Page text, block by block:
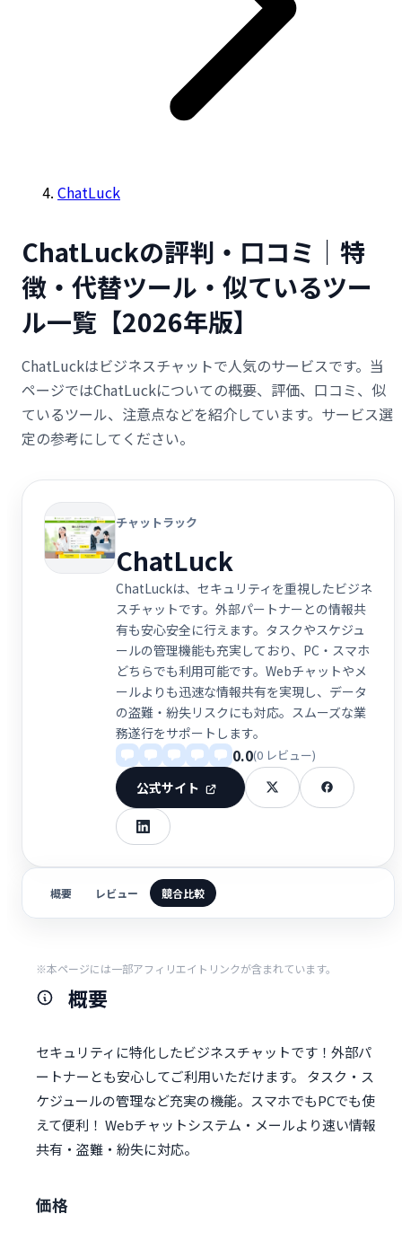
ChatLuck
ChatLuckの評判・口コミ｜特
徴・代替ツール・似ているツー
ル一覧【2026年版】
ChatLuckはビジネスチャットで人気のサービスです。当
ページではChatLuckについての概要、評価、口コミ、似
ているツール、注意点などを紹介しています。サービス選
定の参考にしてください。
チャットラック
ChatLuck
ChatLuckは、セキュリティを重視したビジネ
スチャットです。外部パートナーとの情報共
有も安心安全に行えます。タスクやスケジュ
ールの管理機能も充実しており、PC・スマホ
どちらでも利用可能です。Webチャットやメ
ールよりも迅速な情報共有を実現し、データ
の盗難・紛失リスクにも対応。スムーズな業
務遂行をサポートします。
0.0(0 レビュー)
公式サイト
概要 レビュー 競合比較
※本ページには一部アフィリエイトリンクが含まれています。
概要
セキュリティに特化したビジネスチャットです！外部パ
ートナーとも安心してご利用いただけます。 タスク・ス
ケジュールの管理など充実の機能。スマホでもPCでも使
えて便利！ Webチャットシステム・メールより速い情報
共有・盗難・紛失に対応。
価格